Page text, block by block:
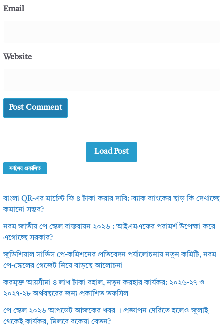
Email
Website
Load Post
সর্বশেষ প্রকাশিত
বাংলা QR-এর মার্চেন্ট ফি ৪ টাকা করার দাবি: ব্র্যাক ব্যাংকের ছাড় কি দেখাচ্ছে
কমানো সম্ভব?
নবম জাতীয় পে স্কেল বাস্তবায়ন ২০২৬ : আইএমএফের পরামর্শ উপেক্ষা করে
এগোচ্ছে সরকার?
জুডিশিয়াল সার্ভিস পে-কমিশনের প্রতিবেদন পর্যালোচনায় নতুন কমিটি, নবম
পে-স্কেলের গেজেট নিয়ে বাড়ছে আলোচনা
করমুক্ত আয়সীমা ৪ লাখ টাকা বহাল, নতুন করহার কার্যকর: ২০২৬-২৭ ও
২০২৭-২৮ অর্থবছরের জন্য প্রকাশিত তফসিল
পে স্কেল ২০২৬ আপডেট আজকের খবর । প্রজ্ঞাপন দেরিতে হলেও জুলাই
থেকেই কার্যকর, মিলবে বকেয়া বেতন?